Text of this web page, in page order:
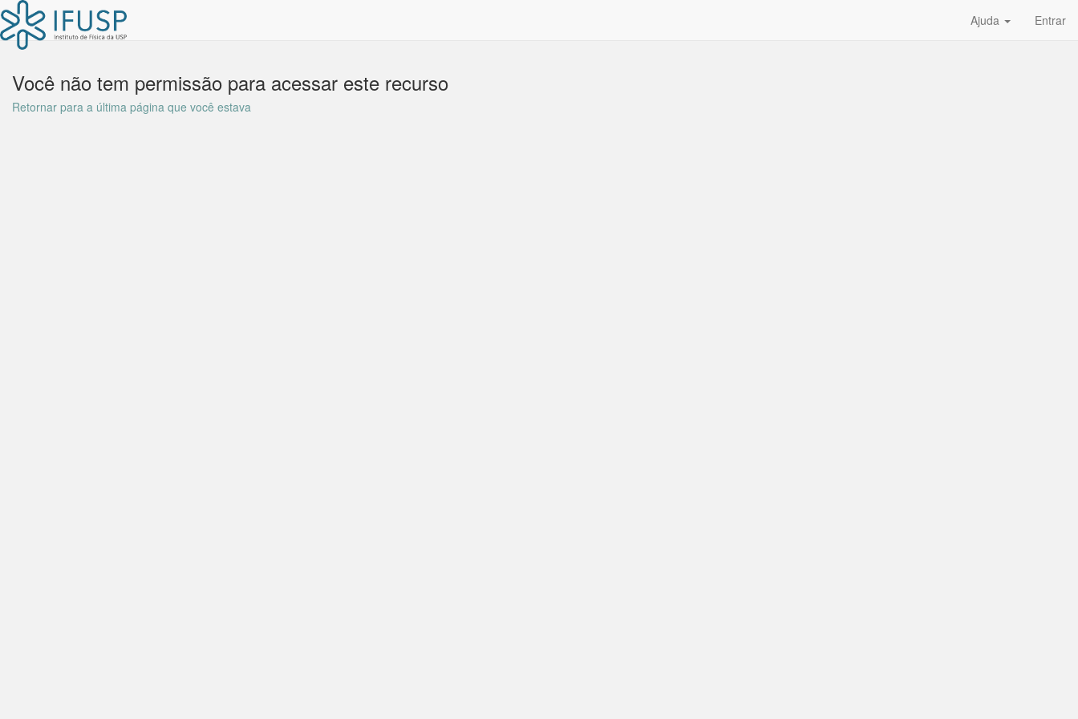
Ajuda Entrar
Você não tem permissão para acessar este recurso
Retornar para a última página que você estava